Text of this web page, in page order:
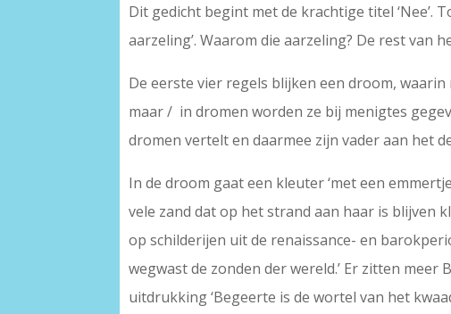
Dit gedicht begint met de krachtige titel ‘Nee’.
aarzeling’. Waarom die aarzeling? De rest van
De eerste vier regels blijken een droom,
maar / in dromen worden ze bij menigtes
dromen vertelt en daarmee zijn vader aan het
In de droom gaat een kleuter ‘met een
vele zand dat op het strand aan haar is blijven
op schilderijen uit de renaissance- en
wegwast de zonden der wereld.’ Er zitten
uitdrukking ‘Begeerte is de wortel van het